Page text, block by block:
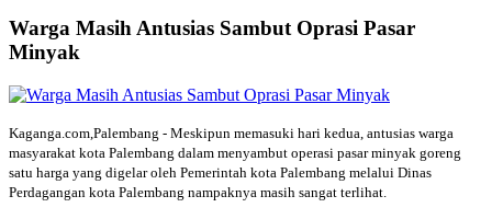
Warga Masih Antusias Sambut Oprasi Pasar
Minyak
Kaganga.com,Palembang - Meskipun memasuki hari kedua, antusias warga
masyarakat kota Palembang dalam menyambut operasi pasar minyak goreng
satu harga yang digelar oleh Pemerintah kota Palembang melalui Dinas
Perdagangan kota Palembang nampaknya masih sangat terlihat.